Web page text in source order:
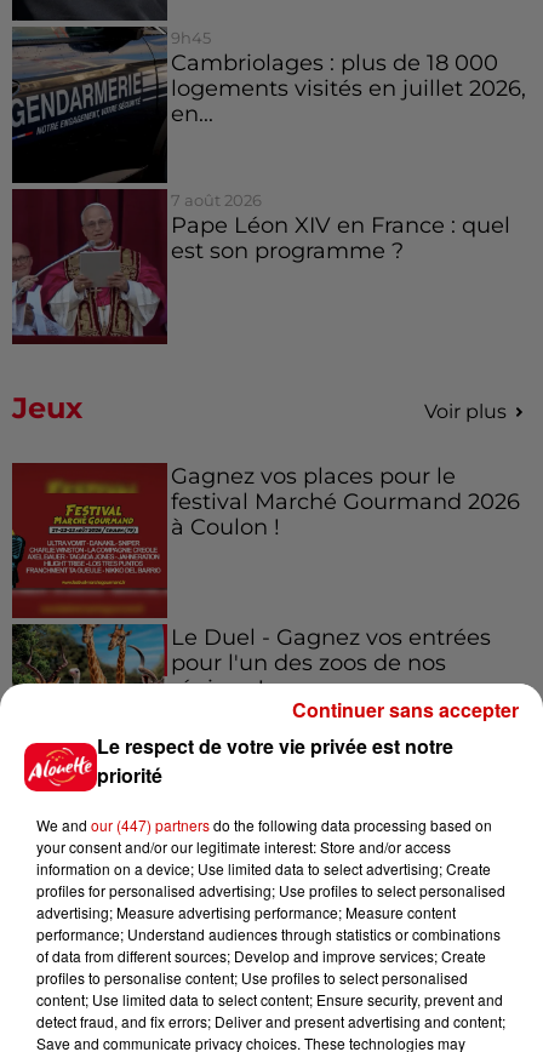
9h45
Cambriolages : plus de 18 000
logements visités en juillet 2026,
en...
7 août 2026
Pape Léon XIV en France : quel
est son programme ?
Jeux Voir plus
Gagnez vos places pour le
festival Marché Gourmand 2026
à Coulon !
Le Duel - Gagnez vos entrées
pour l'un des zoos de nos
régions !
votre séjour en famille au cœur
de la...
Destination Vacances : inscrivez-
vous !
Le respect de votre vie privée est notre
priorité
We and our (447) partnersdo the following data processing based on
your consent and/or our legitimate interest: Store and/or access
information on a device; Use limited data to select advertising; Create
profiles for personalised advertising; Use profiles to select personalised
advertising; Measure advertising performance; Measure content
performance; Understand audiences through statistics or combinations
of data from different sources; Develop and improve services; Create
profiles to personalise content; Use profiles to select personalised
content; Use limited data to select content; Ensure security, prevent and
detect fraud, and fix errors; Deliver and present advertising and content;
Save and communicate privacy choices. These technologies may
Continuer sans accepter